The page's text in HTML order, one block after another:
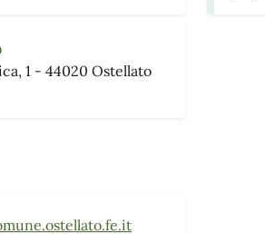
1 - 44020 Ostellato